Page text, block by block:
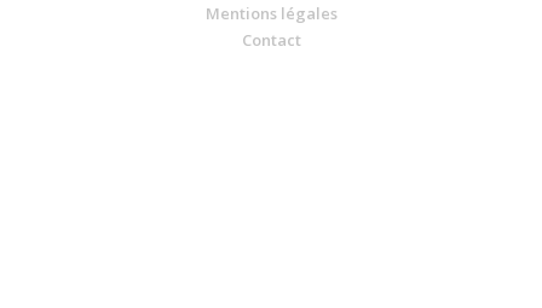
Mentions légales
Contact